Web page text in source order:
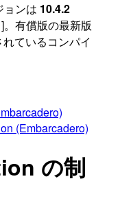
ョンは 10.4.2
有償版の最新版
ているコンパイ
(Embarcadero)
の制